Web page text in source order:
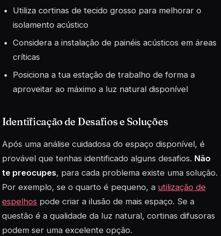
Utiliza cortinas de tecido grosso para melhorar o
isolamento acústico
Considera a instalação de painéis acústicos em áreas
críticas
Posiciona a tua estação de trabalho de forma a
aproveitar ao máximo a luz natural disponível
Identificação de Desafios e Soluções
Após uma análise cuidadosa do espaço disponível, é
provável que tenhas identificado alguns desafios. Não
te preocupes, para cada problema existe uma solução.
Por exemplo, se o quarto é pequeno, a utilização de
espelhos pode criar a ilusão de mais espaço. Se a
questão é a qualidade da luz natural, cortinas difusoras
podem ser uma excelente opção.